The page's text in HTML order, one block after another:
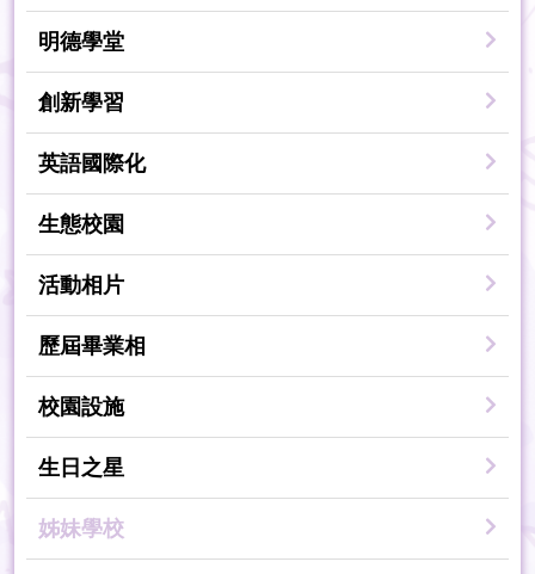
明德學堂
創新學習
英語國際化
生態校園
活動相片
歷屆畢業相
校園設施
生日之星
姊妹學校